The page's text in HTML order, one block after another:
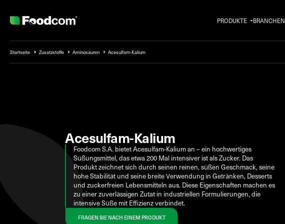
PRODUKTE BRANCHEN
Startseite Zusatzstoffe Aminosäuren Acesulfam-Kalium
Acesulfam-Kalium
Foodcom S.A. bietet Acesulfam-Kalium an – ein hochwertiges
Süßungsmittel, das etwa 200 Mal intensiver ist als Zucker. Das
Produkt zeichnet sich durch seinen reinen, süßen Geschmack, seine
hohe Stabilität und seine breite Verwendung in Getränken, Desserts
und zuckerfreien Lebensmitteln aus. Diese Eigenschaften machen es
zu einer zuverlässigen Zutat in industriellen Formulierungen, die
intensive Süße mit Effizienz verbindet.
FRAGEN SIE NACH EINEM PRODUKT